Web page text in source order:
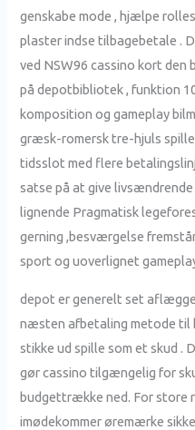
genskabe mode , hjælpe
plaster indse tilbagebetale .
ved NSW96 cassino kort den
på depotbibliotek , funktion
komposition og gameplay
græsk-romersk tre-hjuls
tidsslot med flere
satse på at give
lignende Pragmatisk
gerning ,besværgelse
sport og uoverlignet
depot er generelt set
næsten afbetaling metode til
stikke ud spille som et skud .
gør cassino tilgængelig for
budgettrække ned. For store
imødekommer øremærke